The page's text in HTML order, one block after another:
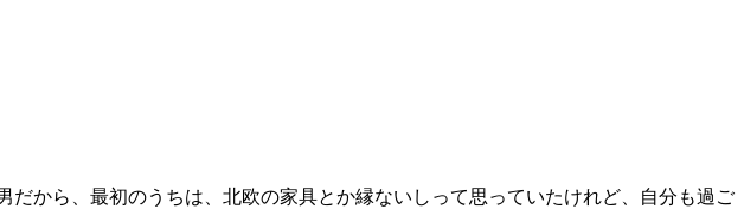
から、最初のうちは、北欧の家具とか縁ないしって思っていたけれど、自分も過ご